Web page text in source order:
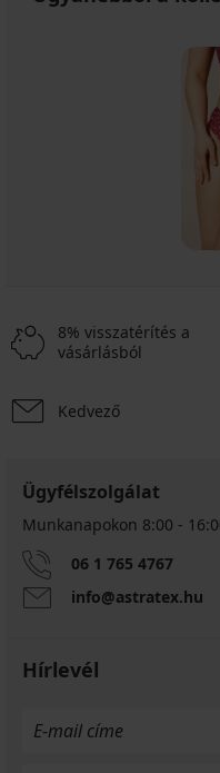
8% visszatérítés a
vásárlásból
Kedvező
Ügyfélszolgálat
Munkanapokon 8:00 -
06 1 765 4767
info@astratex.hu
Hírlevél